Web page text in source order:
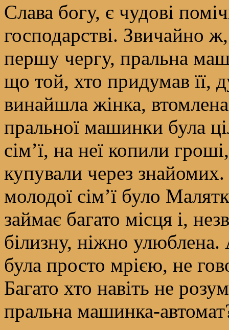
Слава богу, є чудові
господарстві. Звичайно
першу чергу, пральна
що той, хто придумав її,
винайшла жінка,
пральної машинки була
сім’ї, на неї копили
купували через
молодої сім’ї було
займає багато місця і,
білизну, ніжно
була просто мрією, не
Багато хто навіть не
пральна машинка-